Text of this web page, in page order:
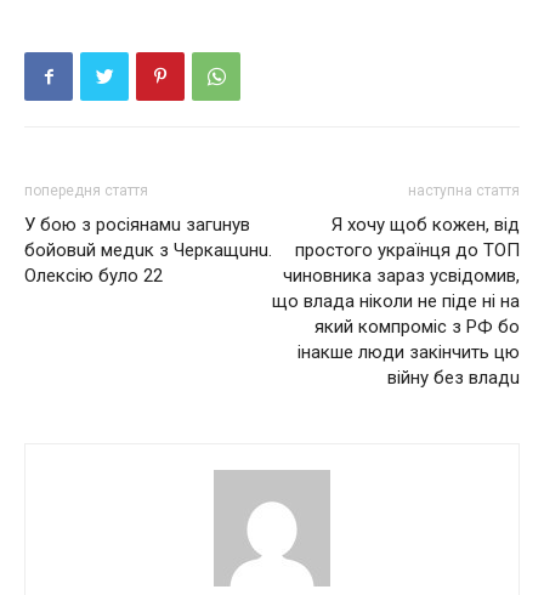
попередня стаття
У бoю з pociянaмu зaгuнyв
бoйoвuй мeдuк з Чepкaщuнu.
Олeкciю бyлo 22
наступна стаття
Я хочу щоб кожен, від
простого українця до ТОП
чиновника зараз усвідомив,
що влaдa ніколи не піде ні на
який компроміс з РФ бо
інакше люди зaкiнчить цю
вiйну бeз влaдu